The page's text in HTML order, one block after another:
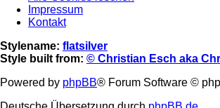
Impressum
Kontakt
Stylename: flatsilver
Style built from: © Christian Esch aka
Powered by phpBB® Forum Software ©